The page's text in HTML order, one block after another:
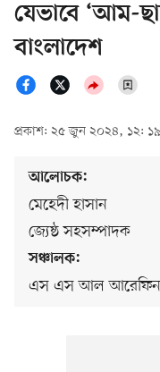
যেভাবে ‘আম-
বাংলাদেশ
প্রকাশ: ২৫ জুন ২০২৪, ১২: ১৯
আলোচক:
মেহেদী হাসান
জ্যেষ্ঠ সহসম্পাদক
সঞ্চালক:
এস এস আল আরেফিন